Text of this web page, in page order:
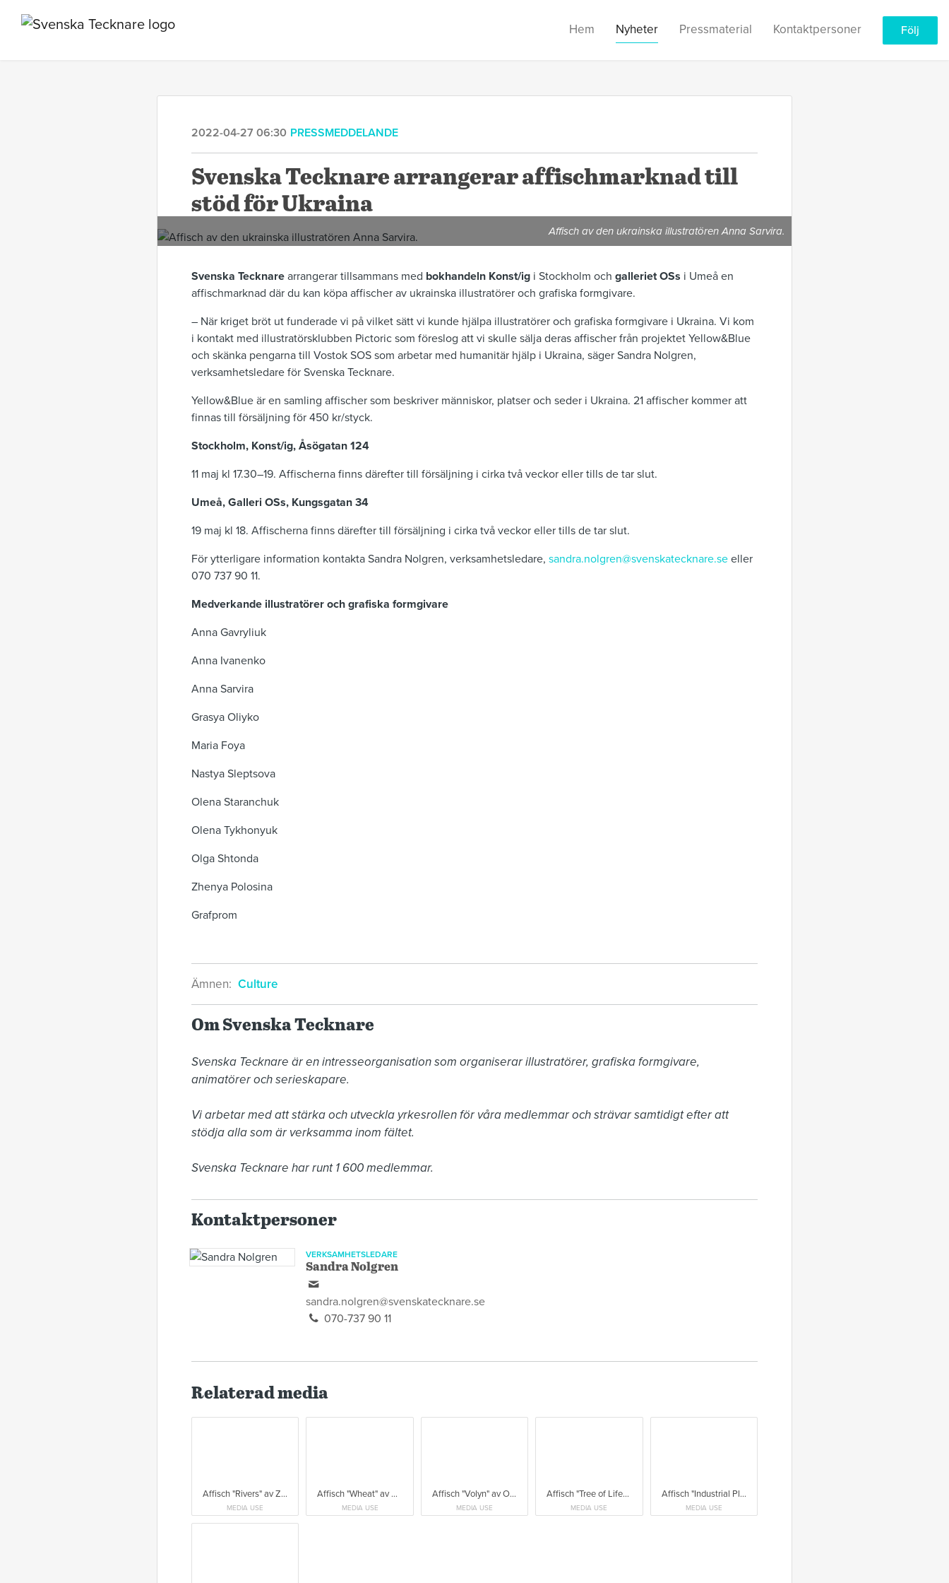
Hem Nyheter Pressmaterial Kontaktpersoner Följ
2022-04-27 06:30 PRESSMEDDELANDE
Svenska Tecknare arrangerar affischmarknad till
stöd för Ukraina
Affisch av den ukrainska illustratören Anna Sarvira.
Svenska Tecknare arrangerar tillsammans med bokhandeln Konst/ig i Stockholm och galleriet OSs i Umeå en
affischmarknad där du kan köpa affischer av ukrainska illustratörer och grafiska formgivare.
– När kriget bröt ut funderade vi på vilket sätt vi kunde hjälpa illustratörer och grafiska formgivare i Ukraina. Vi kom
i kontakt med illustratörsklubben Pictoric som föreslog att vi skulle sälja deras affischer från projektet Yellow&Blue
och skänka pengarna till Vostok SOS som arbetar med humanitär hjälp i Ukraina, säger Sandra Nolgren,
verksamhetsledare för Svenska Tecknare.
Yellow&Blue är en samling affischer som beskriver människor, platser och seder i Ukraina. 21 affischer kommer att
finnas till försäljning för 450 kr/styck.
Stockholm, Konst/ig, Åsögatan 124
11 maj kl 17.30–19. Affischerna finns därefter till försäljning i cirka två veckor eller tills de tar slut.
Umeå, Galleri OSs, Kungsgatan 34
19 maj kl 18. Affischerna finns därefter till försäljning i cirka två veckor eller tills de tar slut.
För ytterligare information kontakta Sandra Nolgren, verksamhetsledare, sandra.nolgren@svenskatecknare.se eller
070 737 90 11.
Medverkande illustratörer och grafiska formgivare
Anna Gavryliuk
Anna Ivanenko
Anna Sarvira
Grasya Oliyko
Maria Foya
Nastya Sleptsova
Olena Staranchuk
Olena Tykhonyuk
Olga Shtonda
Zhenya Polosina
Grafprom
Ämnen: Culture
Om Svenska Tecknare
Svenska Tecknare är en intresseorganisation som organiserar illustratörer, grafiska formgivare,
animatörer och serieskapare.
Vi arbetar med att stärka och utveckla yrkesrollen för våra medlemmar och strävar samtidigt efter att
stödja alla som är verksamma inom fältet.
Svenska Tecknare har runt 1 600 medlemmar.
Kontaktpersoner
VERKSAMHETSLEDARE
Sandra Nolgren
sandra.nolgren@svenskatecknare.se
070-737 90 11
Relaterad media
Affisch "Rivers" av Zhenya Polosina.
MEDIA USE
Affisch "Wheat" av Olga Shtonda.
MEDIA USE
Affisch "Volyn" av Olena Tykhonyuk.
MEDIA USE
Affisch "Tree of Life" av Olena Staranchuk.
MEDIA USE
Affisch "Industrial Plants" av Anna Ivanenko.
MEDIA USE